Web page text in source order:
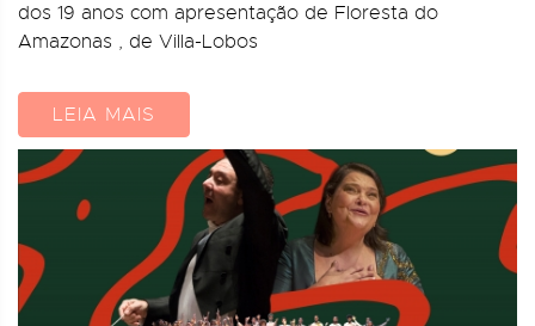
dos 19 anos com apresentação de Floresta do
Amazonas , de Villa-Lobos
LEIA MAIS